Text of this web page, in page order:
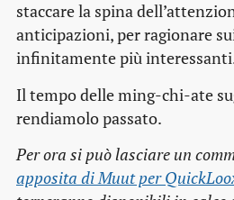
staccare la spina
anticipazioni, per ragionare
infinitamente più
Il tempo delle ming-chi-ate
rendiamolo passato.
Per ora si può lasciare un
apposita di Muut per